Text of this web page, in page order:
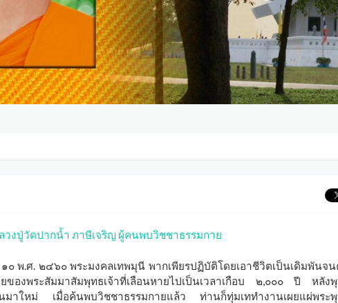
วงปู่วัดปากน้ำ ภาษีเจริญ ผู้คนพบวิชชาธรรมกาย
๐ พ.ศ. ๒๔๖๐ พระมงคลเทพมุนี พากเพียรปฏิบัติโดยเอาชีวิตเป็นเดิมพันจ
ของพระสัมมาสัมพุทธเจ้าที่เลือนหายไปเป็นเวลาเกือบ ๒,๐๐๐ ปี หลัง
มาใหม่ เมื่อค้นพบวิชชาธรรมกายแล้ว ท่านก็ทุ่มเททำงานเผยแผ่พระ